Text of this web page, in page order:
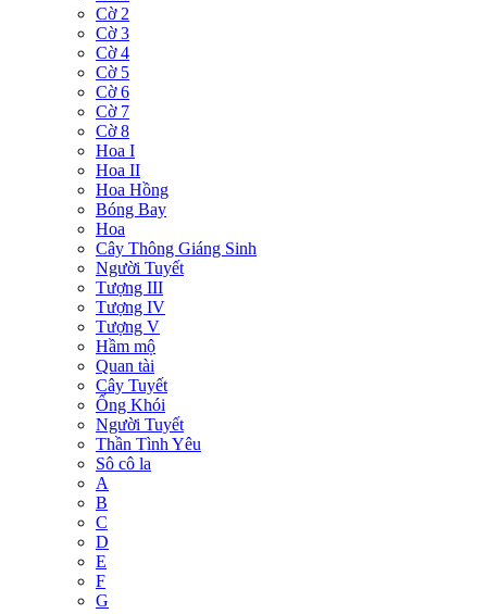
Cờ 2
Cờ 3
Cờ 4
Cờ 5
Cờ 6
Cờ 7
Cờ 8
Hoa I
Hoa II
Hoa Hồng
Bóng Bay
Hoa
Cây Thông Giáng Sinh
Người Tuyết
Tượng III
Tượng IV
Tượng V
Hầm mộ
Quan tài
Cây Tuyết
Ống Khói
Người Tuyết
Thần Tình Yêu
Sô cô la
A
B
C
D
E
F
G